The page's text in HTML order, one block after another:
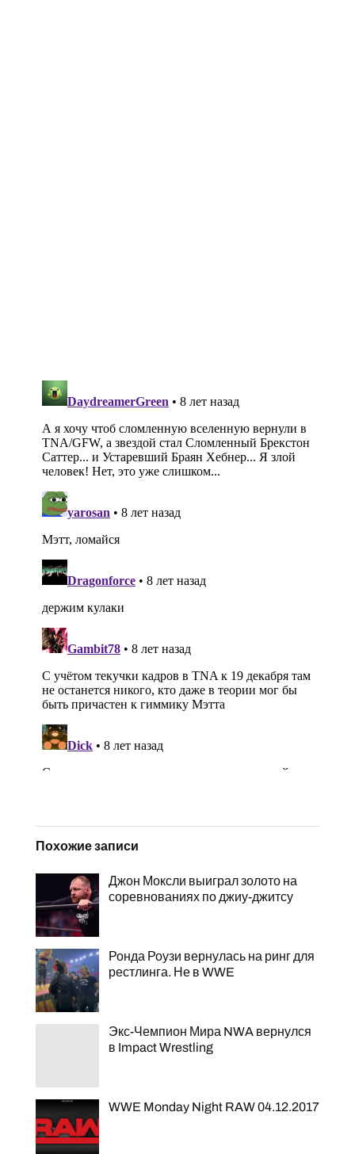
Похожие записи
Джон Моксли выиграл золото на
соревнованиях по джиу-джитсу
Ронда Роузи вернулась на ринг для
рестлинга. Не в WWE
Экс-Чемпион Мира NWA вернулся
в Impact Wrestling
WWE Monday Night RAW 04.12.2017